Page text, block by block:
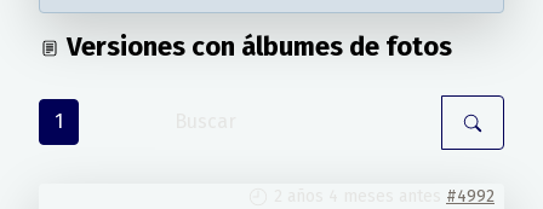
Versiones con álbumes de fotos
1
#4992